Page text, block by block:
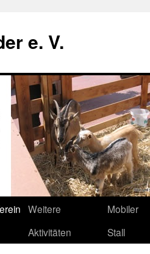
e. V.
Weitere
Aktivitäten
Mobiler
Stall